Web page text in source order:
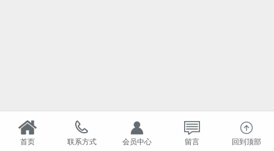
首页 联系方式 会员中心 留言 回到顶部